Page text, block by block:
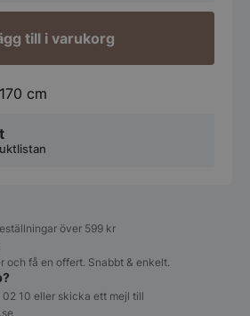
till i varukorg
cm
över 599 kr
och få en offert. Snabbt & enkelt.
10 eller skicka ett mejl till